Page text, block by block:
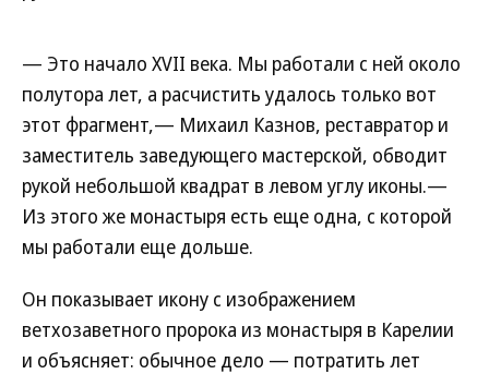
— Это начало XVII века. Мы работали с ней около
полутора лет, а расчистить удалось только вот
этот фрагмент,— Михаил Казнов, реставратор и
заместитель заведующего мастерской, обводит
рукой небольшой квадрат в левом углу иконы.—
Из этого же монастыря есть еще одна, с которой
мы работали еще дольше.
Он показывает икону с изображением
ветхозаветного пророка из монастыря в Карелии
и объясняет: обычное дело — потратить лет